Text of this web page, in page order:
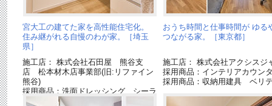
宮大工の建てた家を高性能住宅化。
住み継がれる自慢のわが家。［埼玉
県］
施工店： 株式会社石田屋 熊谷支
店 松本材木店事業部(旧:リファイン
熊谷)
採用商品：洗面ドレッシング シーラ
イン
おうち時間と仕事時間が ゆる
つながる家。［東京都］
施工店： 株式会社アクシスジ
採用商品：インテリアカウン
採用商品：収納用建具 ベリ